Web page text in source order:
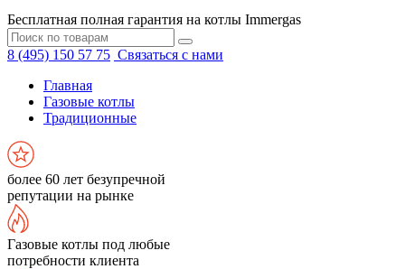
Бесплатная полная гарантия на котлы Immergas
8 (495) 150 57 75 Связаться с нами
Главная
Газовые котлы
Традиционные
более 60 лет безупречной
репутации на рынке
Газовые котлы под любые
потребности клиента